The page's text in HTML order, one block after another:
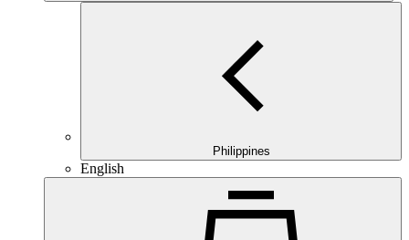
Philippines
English